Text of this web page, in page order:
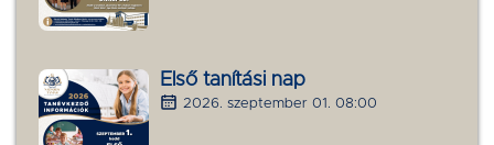
Első tanítási nap
2026. szeptember 01. 08:00